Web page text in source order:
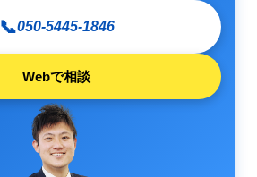
📞050-5445-1846
Webで相談